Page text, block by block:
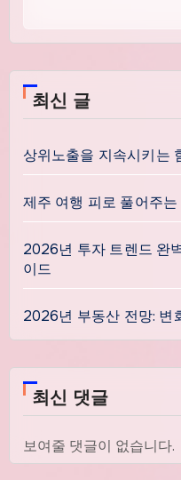
최신 글
상위노출을 지속시키는
제주 여행 피로 풀어주
2026년 투자 트렌드 완
이드
2026년 부동산 전망: 변
최신 댓글
보여줄 댓글이 없습니다.